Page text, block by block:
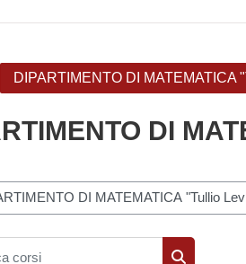
DIPARTIMENTO DI MATEMATICA
DI
di corso